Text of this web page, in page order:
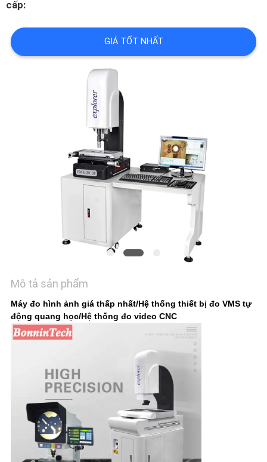
KIỂM
SOÁT
CHẤT
SƠ
ĐỒ
TRANG
PRIVACY
POLICY
cấp:
GIÁ TỐT NHẤT
Mô tả sản phẩm
Máy đo hình ảnh giá thấp nhất/Hệ thống thiết bị đo VMS tự
động quang học/Hệ thống đo video CNC